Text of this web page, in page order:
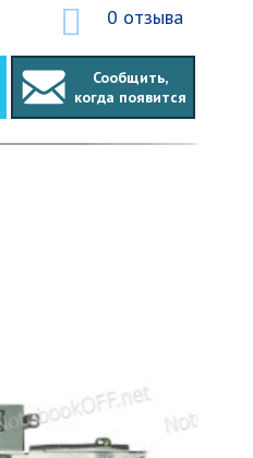
0 отзыва
Сообщить,
когда появится